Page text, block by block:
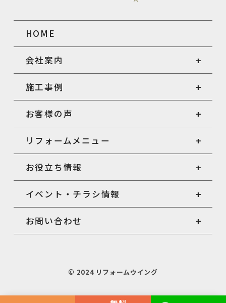
HOME
会社案内
施工事例
お客様の声
リフォームメニュー
お役立ち情報
イベント・チラシ情報
お問い合わせ
© 2024 リフォームウイング